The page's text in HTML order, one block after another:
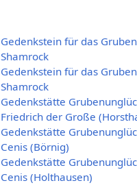
Gedenkstein für das
Shamrock
Gedenkstein für das
Shamrock
Gedenkstätte
Friedrich der Große
Gedenkstätte
Cenis (Börnig)
Gedenkstätte
Cenis (Holthausen)